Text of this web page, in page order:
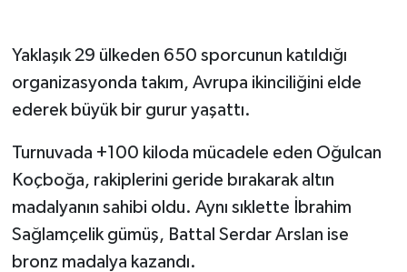
Yaklaşık 29 ülkeden 650 sporcunun katıldığı
organizasyonda takım, Avrupa ikinciliğini elde
ederek büyük bir gurur yaşattı.
Turnuvada +100 kiloda mücadele eden Oğulcan
Koçboğa, rakiplerini geride bırakarak altın
madalyanın sahibi oldu. Aynı sıklette İbrahim
Sağlamçelik gümüş, Battal Serdar Arslan ise
bronz madalya kazandı.